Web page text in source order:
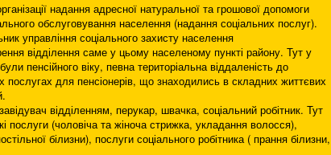
надання адресної натуральної та грошової допомоги
обслуговування населення (надання соціальних послуг).
управління соціального захисту населення
відділення саме у цьому населеному пункті району. Тут у
пенсійного віку, певна територіальна віддаленість до
послугах для пенсіонерів, що знаходились в складних життєвих
відділенням, перукар, швачка, соціальний робітник. Тут
послуги (чоловіча та жіноча стрижка, укладання волосся),
білизни), послуги соціального робітника ( прання білизни,